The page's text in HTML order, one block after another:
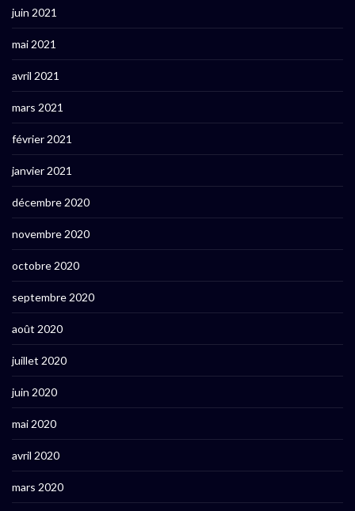
juin 2021
mai 2021
avril 2021
mars 2021
février 2021
janvier 2021
décembre 2020
novembre 2020
octobre 2020
septembre 2020
août 2020
juillet 2020
juin 2020
mai 2020
avril 2020
mars 2020